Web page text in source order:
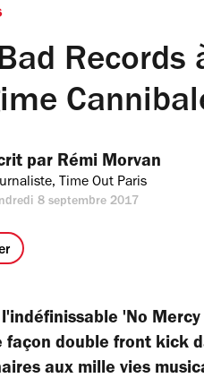
Records
par Rémi Morvan
Time Out Paris
8 septembre 2017
'No
façon double front kick
aux mille vies